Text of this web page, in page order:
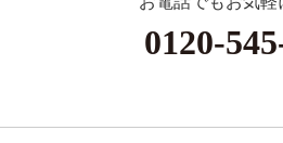
0120-